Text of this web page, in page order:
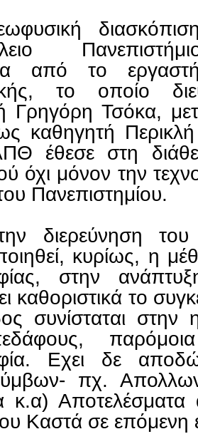
από το
το οποίο
Γρηγόρη Τσόκα,
καθηγητή
έθεσε στη
όχι μόνον την
Πανεπιστημίου.
διερεύνηση
κυρίως, η
στην
καθοριστικά το
συνίσταται στην
Εχει δε
πχ.
κ.α) Αποτελέσματα
Καστά σε